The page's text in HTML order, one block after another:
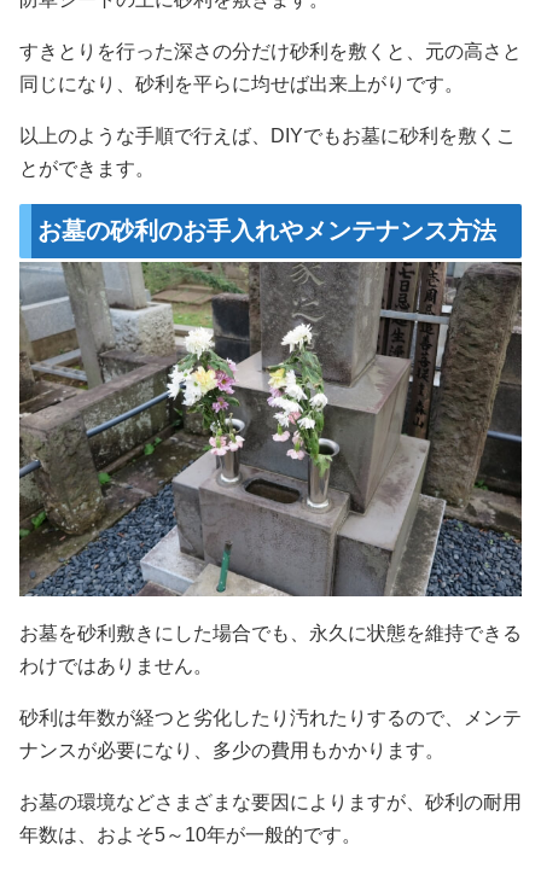
すきとりを行った深さの分だけ砂利を敷くと、元の高さと
同じになり、砂利を平らに均せば出来上がりです。
以上のような手順で行えば、DIYでもお墓に砂利を敷くこ
とができます。
お墓の砂利のお手入れやメンテナンス方法
お墓を砂利敷きにした場合でも、永久に状態を維持できる
わけではありません。
砂利は年数が経つと劣化したり汚れたりするので、メンテ
ナンスが必要になり、多少の費用もかかります。
お墓の環境などさまざまな要因によりますが、砂利の耐用
年数は、およそ5～10年が一般的です。